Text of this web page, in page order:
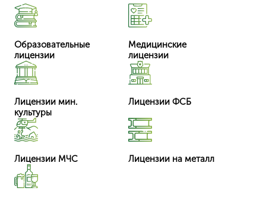
Образовательные
лицензии
Медицинские
лицензии
Лицензии мин.
культуры
Лицензии ФСБ
Лицензии МЧС Лицензии на металл